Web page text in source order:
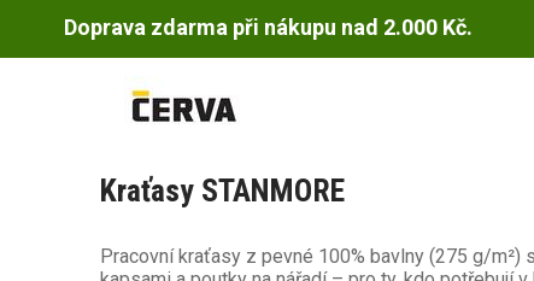
Doprava zdarma při nákupu nad 2.000 Kč.
Kraťasy STANMORE
Pracovní kraťasy z pevné 100% bavlny (275 g/